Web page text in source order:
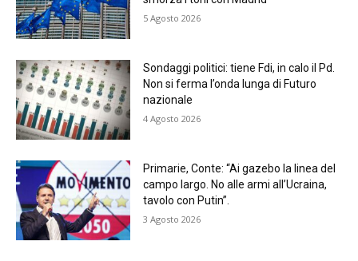
5 Agosto 2026
Sondaggi politici: tiene Fdi, in calo il Pd.
Non si ferma l’onda lunga di Futuro
nazionale
4 Agosto 2026
Primarie, Conte: “Ai gazebo la linea del
campo largo. No alle armi all’Ucraina,
tavolo con Putin”.
3 Agosto 2026